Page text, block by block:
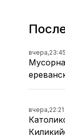
вчера,23:45
вчера,22:21